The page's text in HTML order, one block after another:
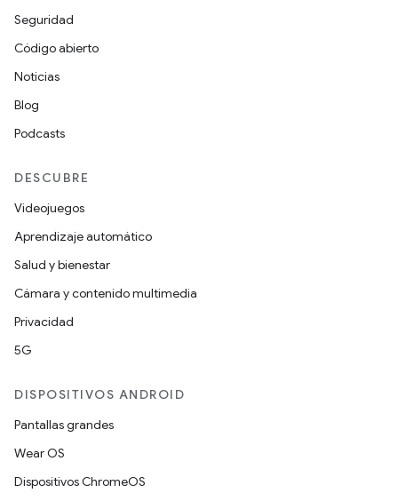
Seguridad
Código abierto
Noticias
Blog
Podcasts
DESCUBRE
Videojuegos
Aprendizaje automático
Salud y bienestar
Cámara y contenido multimedia
Privacidad
5G
DISPOSITIVOS ANDROID
Pantallas grandes
Wear OS
Dispositivos ChromeOS